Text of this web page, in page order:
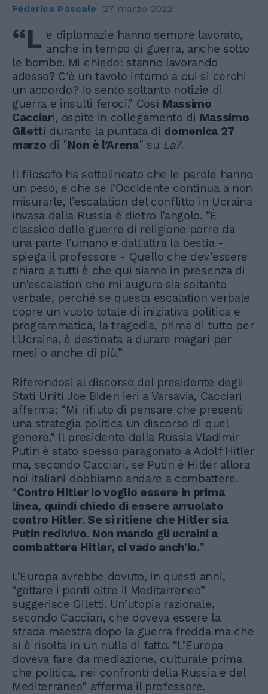
Federica Pascale 27 marzo 2022
“L e diplomazie hanno sempre lavorato,
anche in tempo di guerra, anche sotto
le bombe. Mi chiedo: stanno lavorando
adesso? C'è un tavolo intorno a cui si cerchi
un accordo? Io sento soltanto notizie di
guerra e insulti feroci.” Così Massimo
Cacciari, ospite in collegamento di Massimo
Giletti durante la puntata di domenica 27
marzo di "Non è l’Arena" su La7.
Il filosofo ha sottolineato che le parole hanno
un peso, e che se l’Occidente continua a non
misurarle, l’escalation del conflitto in Ucraina
invasa dalla Russia è dietro l’angolo. “È
classico delle guerre di religione porre da
una parte l’umano e dall'altra la bestia -
spiega il professore - Quello che dev’essere
chiaro a tutti è che qui siamo in presenza di
un'escalation che mi auguro sia soltanto
verbale, perché se questa escalation verbale
copre un vuoto totale di iniziativa politica e
programmatica, la tragedia, prima di tutto per
l'Ucraina, è destinata a durare magari per
mesi o anche di più.”
Riferendosi al discorso del presidente degli
Stati Uniti Joe Biden ieri a Varsavia, Cacciari
afferma: “Mi rifiuto di pensare che presenti
una strategia politica un discorso di quel
genere.” Il presidente della Russia Vladimir
Putin è stato spesso paragonato a Adolf Hitler
ma, secondo Cacciari, se Putin è Hitler allora
noi italiani dobbiamo andare a combattere.
“Contro Hitler io voglio essere in prima
linea, quindi chiedo di essere arruolato
contro Hitler. Se si ritiene che Hitler sia
Putin redivivo. Non mando gli ucraini a
combattere Hitler, ci vado anch'io.”
L’Europa avrebbe dovuto, in questi anni,
“gettare i ponti oltre il Meditarreneo”
suggerisce Giletti. Un’utopia razionale,
secondo Cacciari, che doveva essere la
strada maestra dopo la guerra fredda ma che
si è risolta in un nulla di fatto. “L’Europa
doveva fare da mediazione, culturale prima
che politica, nei confronti della Russia e del
Mediterraneo” afferma il professore.